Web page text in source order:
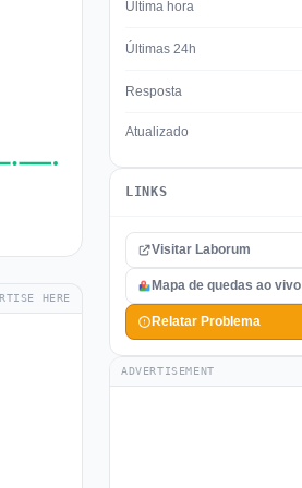
HERE
Última hora
Últimas 24h
Resposta
Atualizado
LINKS
Visitar Laborum
Mapa de quedas ao vivo
Relatar Problema
ADVERTISEMENT